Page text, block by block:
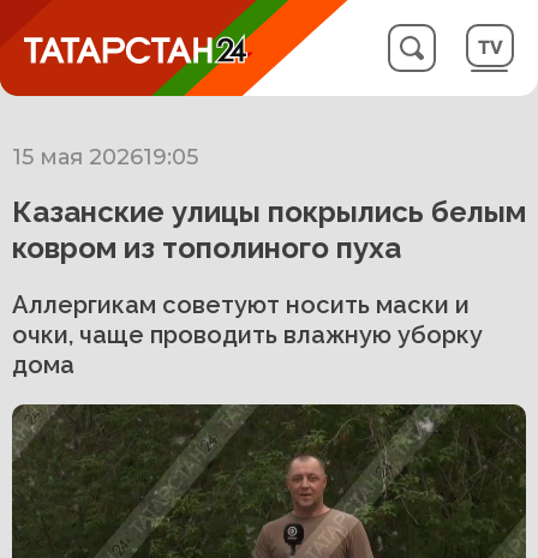
15 мая 202619:05
Казанские улицы покрылись белым
ковром из тополиного пуха
Аллергикам советуют носить маски и
очки, чаще проводить влажную уборку
дома